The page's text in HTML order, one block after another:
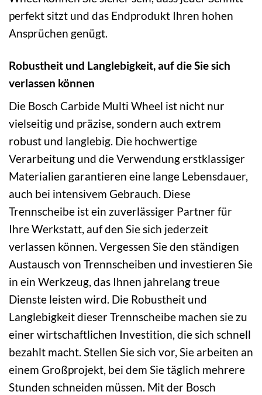
perfekt sitzt und das Endprodukt Ihren hohen
Ansprüchen genügt.
Robustheit und Langlebigkeit, auf die Sie sich
verlassen können
Die Bosch Carbide Multi Wheel ist nicht nur
vielseitig und präzise, sondern auch extrem
robust und langlebig. Die hochwertige
Verarbeitung und die Verwendung erstklassiger
Materialien garantieren eine lange Lebensdauer,
auch bei intensivem Gebrauch. Diese
Trennscheibe ist ein zuverlässiger Partner für
Ihre Werkstatt, auf den Sie sich jederzeit
verlassen können. Vergessen Sie den ständigen
Austausch von Trennscheiben und investieren Sie
in ein Werkzeug, das Ihnen jahrelang treue
Dienste leisten wird. Die Robustheit und
Langlebigkeit dieser Trennscheibe machen sie zu
einer wirtschaftlichen Investition, die sich schnell
bezahlt macht. Stellen Sie sich vor, Sie arbeiten an
einem Großprojekt, bei dem Sie täglich mehrere
Stunden schneiden müssen. Mit der Bosch